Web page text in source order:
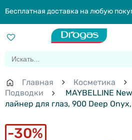
Бесплатная доставка на любую
Главная Косметика
Подводки
MAYBELLINE
лайнер для глаз, 900 Deep Onyx,
30%